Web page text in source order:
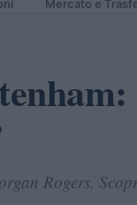
Mercato e
Rogers.